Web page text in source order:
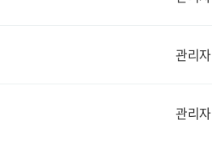
관리자
관리자